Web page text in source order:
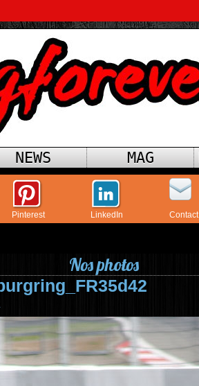
NEWS MAG
Pinterest LinkedIn Contact
Nos photos